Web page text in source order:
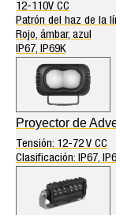
12-110V CC
Patrón del haz de la
Rojo, ámbar, azul
IP67, IP69K
Proyector de
Tensión: 12-72 V CC
Clasificación: IP67,